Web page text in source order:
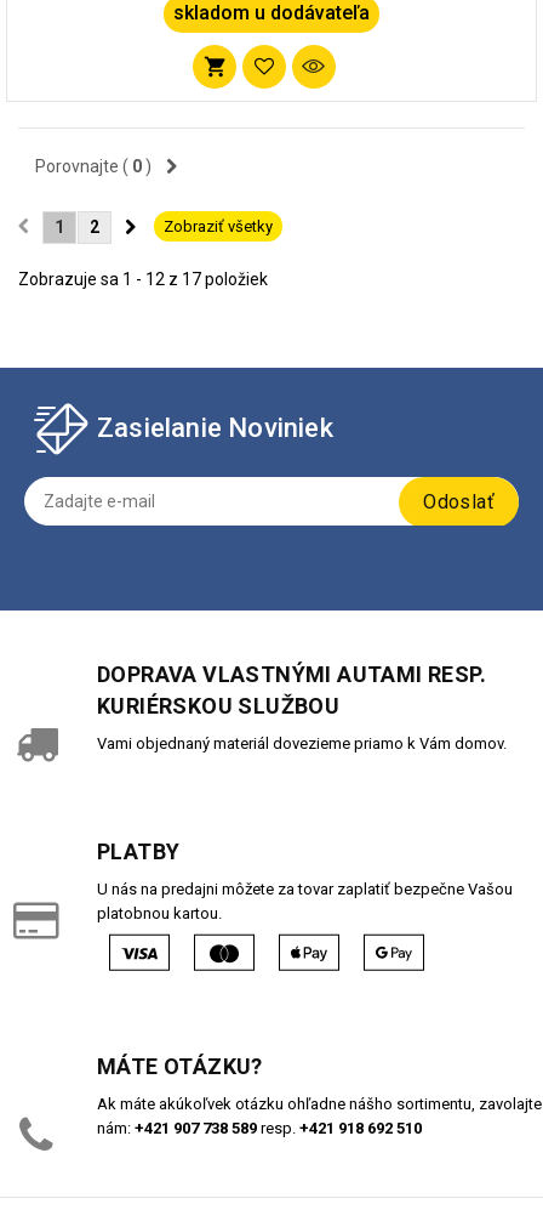
skladom u dodávateľa
Pridať
do
Porovnajte ( 0 )
Zobraziť všetky
1 2
Zobrazuje sa 1 - 12 z 17 položiek
Zasielanie Noviniek
Odoslať
DOPRAVA VLASTNÝMI AUTAMI RESP.
KURIÉRSKOU SLUŽBOU
Vami objednaný materiál dovezieme priamo k Vám domov.
PLATBY
U nás na predajni môžete za tovar zaplatiť bezpečne Vašou
platobnou kartou.
MÁTE OTÁZKU?
Ak máte akúkoľvek otázku ohľadne nášho sortimentu, zavolajte
nám: +421 907 738 589 resp. +421 918 692 510